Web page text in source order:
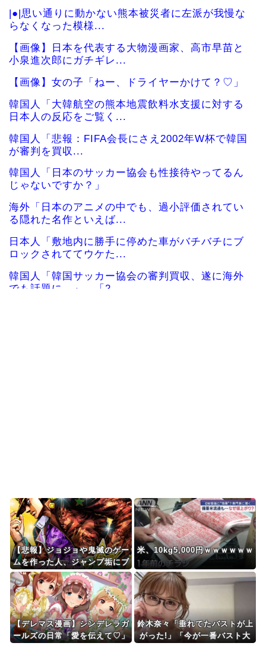
|●|思い通りに動かない熊本被災者に左派が我慢な
らなくなった模様...
【画像】日本を代表する大物漫画家、高市早苗と
小泉進次郎にガチギレ...
【画像】女の子「ねー、ドライヤーかけて？♡」
韓国人「大韓航空の熊本地震飲料水支援に対する
日本人の反応をご覧く...
韓国人「悲報：FIFA会長にさえ2002年W杯で韓国
が審判を買収...
韓国人「日本のサッカー協会も性接待やってるん
じゃないですか？」
海外「日本のアニメの中でも、過小評価されてい
る隠れた名作といえば...
日本人「敷地内に勝手に停めた車がバチバチにブ
ロックされててウケた...
韓国人「韓国サッカー協会の審判買収、遂に海外
でも話題に…」→「2...
Powered by livedoor 相互RSS
【悲報】ジョジョや鬼滅のゲー
ムを作った人、ジャンプ垢にブ
ロックされてお気持ち表明
米、10kg5,000円ｗｗｗｗｗｗ
【デレマス漫画】シンデレラガ
ールズの日常「愛を伝えて♡」
鈴木奈々「垂れてたバストが上
がった!」「今が一番バスト大